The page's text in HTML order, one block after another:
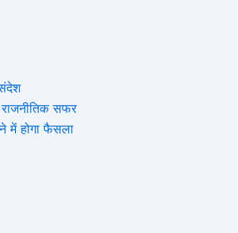
राजनीतिक सफर
में होगा फैसला